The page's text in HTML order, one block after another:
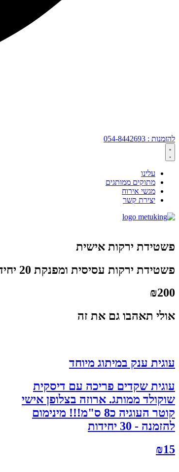
להזמנות : 054-8442693
עלינו
מתוקים ממותגים
מגשי אירוח
יצירת קשר
פשטידת ירקות אישית
פשטידת ירקות עסיסית ומפנקת 20 יחידות במגש
₪200
אולי תאהבו גם את זה
עוגית ענק במיתוג מיוחד
עוגית שקדים פריכה עם דיסקית
שוקולד ממותג. ארוזה בצלופן אישי
קוטר העוגיה כ8 ס"מ!!! מינימום
להזמנה - 30 יחידות
₪15